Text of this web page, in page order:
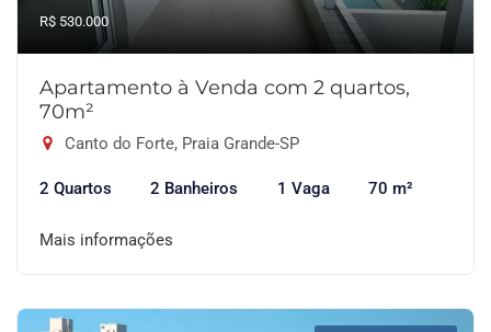
R$ 530.000
Apartamento à Venda com 2 quartos,
70m²
Canto do Forte, Praia Grande-SP
2 Quartos 2 Banheiros 1 Vaga 70 m²
Mais informações